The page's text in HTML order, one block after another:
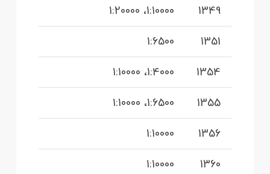
1349
1:10000، 1:20000
1351
1:6500
1354
1:4000، 1:10000
1355
1:6500، 1:10000
1356
1:10000
1360
1:10000